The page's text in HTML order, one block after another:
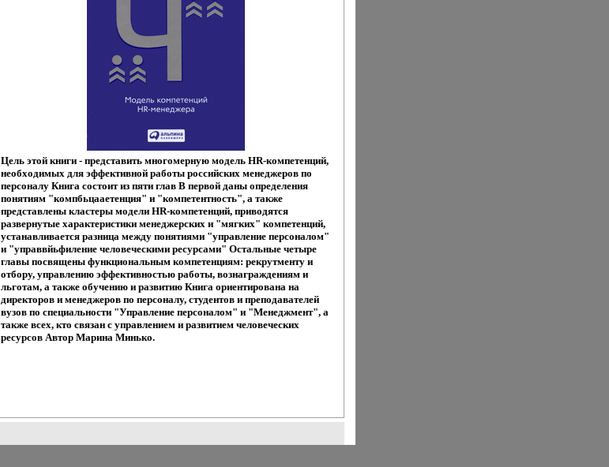
Цель этой книги - представить многомерную модель HR-компетенций,
необходимых для эффективной работы российских менеджеров по
персоналу Книга состоит из пяти глав В первой даны определения
понятиям "компбьцааетенция" и "компетентность", а также
представлены кластеры модели HR-компетенций, приводятся
развернутые характеристики менеджерских и "мягких" компетенций,
устанавливается разница между понятиями "управление персоналом"
и "управвйьфиление человеческими ресурсами" Остальные четыре
главы посвящены функциональным компетенциям: рекрутменту и
отбору, управлению эффективностью работы, вознаграждениям и
льготам, а также обучению и развитию Книга ориентирована на
директоров и менеджеров по персоналу, студентов и преподавателей
вузов по специальности "Управление персоналом" и "Менеджмент", а
также всех, кто связан с управлением и развитием человеческих
ресурсов Автор Марина Минько.